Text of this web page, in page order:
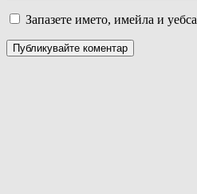
Запазете името, имейла и